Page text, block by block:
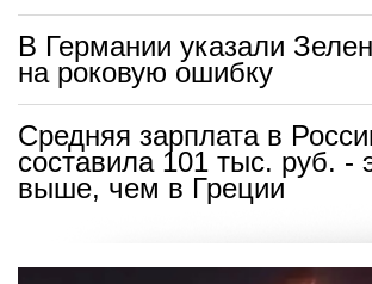
В Германии указали
на роковую ошибку
Средняя зарплата в
составила 101 тыс. руб. -
выше, чем в Греции